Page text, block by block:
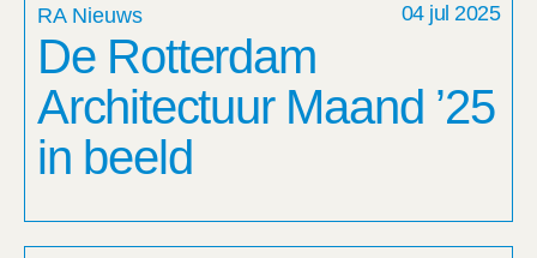
RA Nieuws 04 jul 2025
De Rotterdam
Architectuur Maand ’25
in beeld